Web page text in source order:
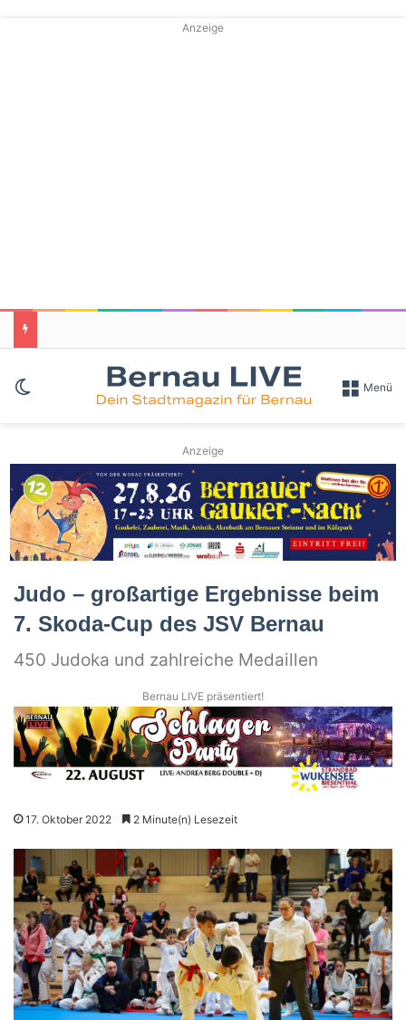
Anzeige
Skin umschalten Menü
Anzeige
Judo – großartige Ergebnisse beim
7. Skoda-Cup des JSV Bernau
450 Judoka und zahlreiche Medaillen
Bernau LIVE präsentiert!
17. Oktober 2022 2 Minute(n) Lesezeit